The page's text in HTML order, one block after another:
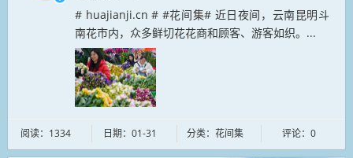
# huajianji.cn # #花间集# 近日夜间，云南昆明斗
南花市内，众多鲜切花花商和顾客、游客如织。...
阅读：1334 日期：01-31 分类：花间集 评论：0